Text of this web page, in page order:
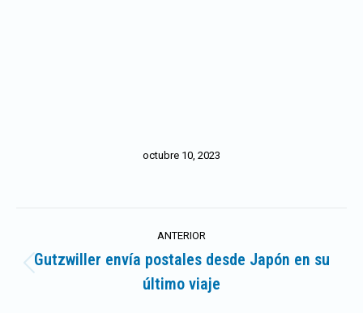
octubre 10, 2023
entre
publicaciones
ANTERIOR
anterior:
Gutzwiller envía postales desde Japón en su
último viaje